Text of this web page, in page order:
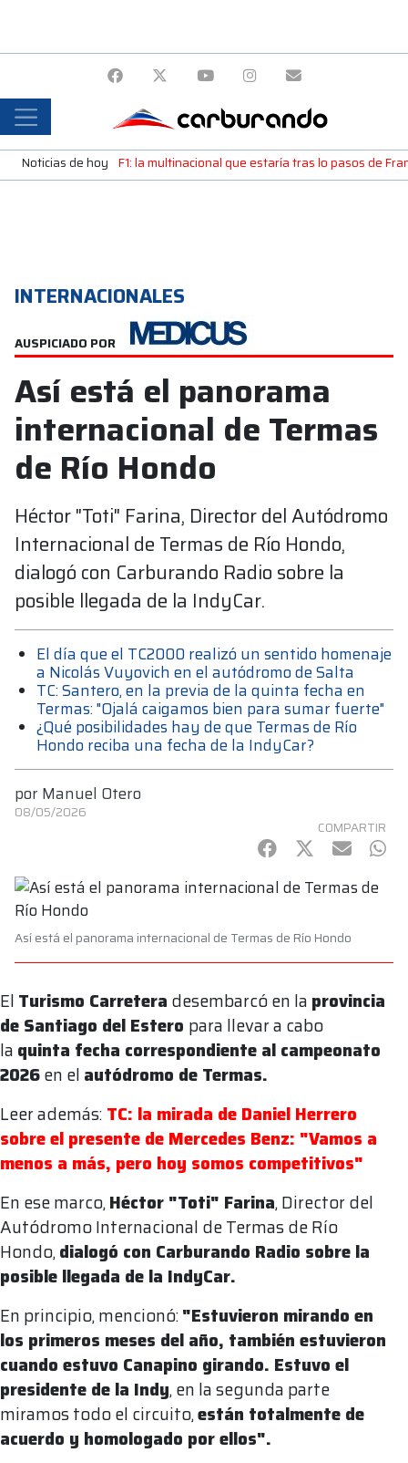
Noticias de hoy F1: la multinacional que estaría tras lo pasos de
INTERNACIONALES
AUSPICIADO POR
Así está el panorama
internacional de Termas
de Río Hondo
Héctor "Toti" Farina, Director del Autódromo
Internacional de Termas de Río Hondo,
dialogó con Carburando Radio sobre la
posible llegada de la IndyCar.
El día que el TC2000 realizó un sentido homenaje
a Nicolás Vuyovich en el autódromo de Salta
TC: Santero, en la previa de la quinta fecha en
Termas: "Ojalá caigamos bien para sumar fuerte"
¿Qué posibilidades hay de que Termas de Río
Hondo reciba una fecha de la IndyCar?
por Manuel Otero
08/05/2026
COMPARTIR
Facebook
Twitter
mail
Así está el panorama internacional de Termas de Río Hondo
El Turismo Carretera desembarcó en la provincia
de Santiago del Estero para llevar a cabo
la quinta fecha correspondiente al campeonato
2026en el autódromo de Termas.
Leer además: TC: la mirada de Daniel Herrero
sobre el presente de Mercedes Benz: "Vamos a
menos a más, pero hoy somos competitivos"
En ese marco,Héctor "Toti" Farina, Director del
Autódromo Internacional de Termas de Río
Hondo,dialogó con Carburando Radio sobre la
posible llegada de la IndyCar.
En principio, mencionó:"Estuvieron mirando en
los primeros meses del año, también estuvieron
cuando estuvo Canapino girando. Estuvo el
presidente de la Indy, en la segunda parte
miramos todo el circuito,están totalmente de
acuerdo y homologado por ellos".